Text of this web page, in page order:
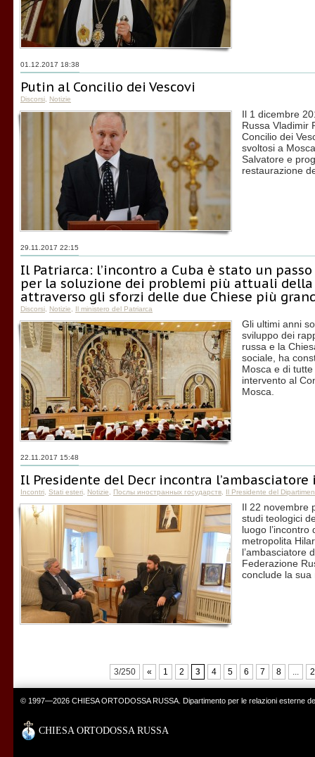
01.12.2017 18:38
Putin al Concilio dei Vescovi
Discorsi Notizie
Il 1 dicembre
Russa Vladimir
Concilio dei
svoltosi a
Salvatore e
restaurazione
29.11.2017 22:15
Il Patriarca: l’incontro a Cuba è stato un
per la soluzione dei problemi più attuali
attraverso gli sforzi delle due Chiese più
Discorsi Notizie Il ministero del Patriarca
Gli ultimi anni
sviluppo dei
russa e la
sociale, ha
Mosca e di
intervento al
Mosca.
22.11.2017 15:48
Il Presidente del Decr incontra
Incontri Stati esteri Notizie Послы иностранных государств Il Presidente del
Il 22 novembre
studi teologici
luogo l’incontro
metropolita
l’ambasciatore
Federazione
conclude la sua
3/250 « 1 2 3 4 5 6 7 8 ...
© 1997—2026 CHIESA ORTODOSSA RUSSA. Dipartimento per le relazioni esterne
CHIESA ORTODOSSA RUSSA